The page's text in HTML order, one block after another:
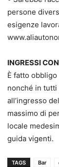
persone
esigenze
INGRESSI
È fatto
nonché in
all’ingresso
massimo di
locale
guida vigenti.
TAGS Bar